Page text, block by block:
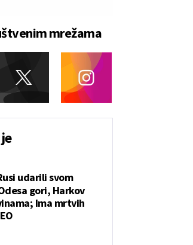
mrežama
udarili svom
gori, Harkov
Ima mrtvih